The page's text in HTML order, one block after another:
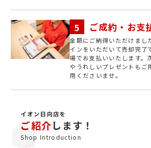
ご成約・お支
金額にご納得いただけまし
インをいただいて売却完了
場でお支払いいたします。
やうれしいプレゼントもご
用くださいませ。
イオン日向店を
ご紹介します！
Shop Introduction